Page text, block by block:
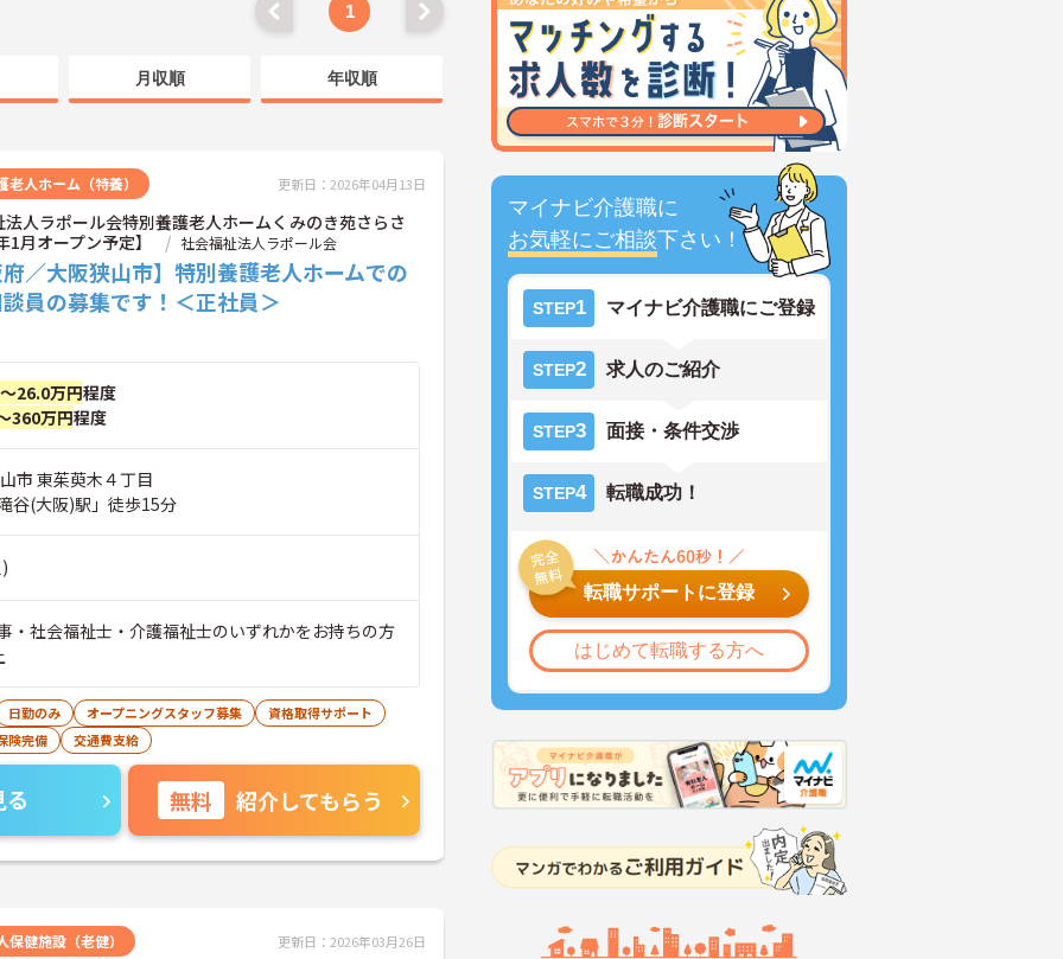
マイナビ介護職に
お気軽にご相談下さい！
STEP1 マイナビ介護職にご登録
STEP2 求人のご紹介
STEP3 面接・条件交渉
STEP4 転職成功！
転職サポートに登録
はじめて転職する方へ
1
月収順 年収順
老人ホーム（特養） 更新日：2026年04月13日
法人ラポール会特別養護老人ホームくみのき苑さらさ
1月オープン予定】
社会福祉法人ラポール会
／大阪狭山市】特別養護老人ホームでの
員の募集です！＜正社員＞
26.0万円程度
360万円程度
市 東茱萸木４丁目
谷(大阪)駅」徒歩15分
・社会福祉士・介護福祉士のいずれかをお持ちの方
日勤のみ オープニングスタッフ募集
資格取得サポート
険完備
交通費支給
無料 紹介してもらう
保健施設（老健） 更新日：2026年03月26日